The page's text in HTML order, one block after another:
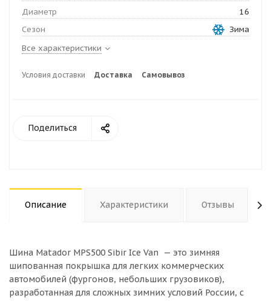
Диаметр
16
Сезон
Зима
Все характеристики
Условия доставки Доставка Самовывоз
Поделиться
Описание Характеристики Отзывы
Шина Matador MPS500 Sibir Ice Van — это зимняя
шипованная покрышка для легких коммерческих
автомобилей (фургонов, небольших грузовиков),
разработанная для сложных зимних условий России, с